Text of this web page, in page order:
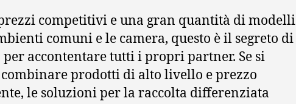
competitivi e una gran quantità di modelli
comuni e le camera, questo è il segreto di
per accontentare tutti i propri partner. Se si
prodotti di alto livello e prezzo
le soluzioni per la raccolta differenziata